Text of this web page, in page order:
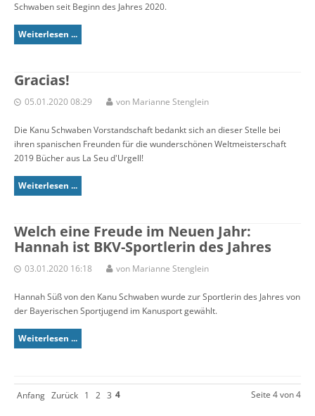
Schwaben seit Beginn des Jahres 2020.
Weiterlesen ...
Gracias!
05.01.2020 08:29 von Marianne Stenglein
Die Kanu Schwaben Vorstandschaft bedankt sich an dieser Stelle bei
ihren spanischen Freunden für die wunderschönen Weltmeisterschaft
2019 Bücher aus La Seu d'Urgell!
Weiterlesen ...
Welch eine Freude im Neuen Jahr:
Hannah ist BKV-Sportlerin des Jahres
03.01.2020 16:18 von Marianne Stenglein
Hannah Süß von den Kanu Schwaben wurde zur Sportlerin des Jahres von
der Bayerischen Sportjugend im Kanusport gewählt.
Weiterlesen ...
Seite 4 von 4
Anfang Zurück 1 2 3 4